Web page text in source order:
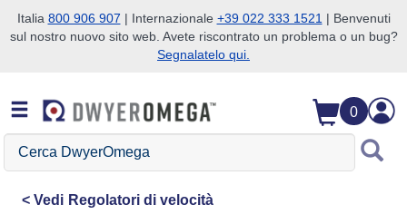
Salta alla ricerca
Salta al contenuto principale
Salta alla navigazione
Italia 800 906 907 | Internazionale +39 022 333 1521 | Benvenuti
sul nostro nuovo sito web. Avete riscontrato un problema o un bug?
Segnalatelo qui.
0
Cerca
DwyerOmega
Vedi Regolatori di velocità